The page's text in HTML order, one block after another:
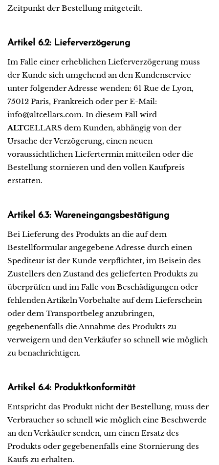
Zeitpunkt der Bestellung mitgeteilt.
Artikel 6.2: Lieferverzögerung
Im Falle einer erheblichen Lieferverzögerung muss
der Kunde sich umgehend an den Kundenservice
unter folgender Adresse wenden: 61 Rue de Lyon,
75012 Paris, Frankreich oder per E-Mail:
info@altcellars.com. In diesem Fall wird
ALTCELLARS dem Kunden, abhängig von der
Ursache der Verzögerung, einen neuen
voraussichtlichen Liefertermin mitteilen oder die
Bestellung stornieren und den vollen Kaufpreis
erstatten.
Artikel 6.3: Wareneingangsbestätigung
Bei Lieferung des Produkts an die auf dem
Bestellformular angegebene Adresse durch einen
Spediteur ist der Kunde verpflichtet, im Beisein des
Zustellers den Zustand des gelieferten Produkts zu
überprüfen und im Falle von Beschädigungen oder
fehlenden Artikeln Vorbehalte auf dem Lieferschein
oder dem Transportbeleg anzubringen,
gegebenenfalls die Annahme des Produkts zu
verweigern und den Verkäufer so schnell wie möglich
zu benachrichtigen.
Artikel 6.4: Produktkonformität
Entspricht das Produkt nicht der Bestellung, muss der
Verbraucher so schnell wie möglich eine Beschwerde
an den Verkäufer senden, um einen Ersatz des
Produkts oder gegebenenfalls eine Stornierung des
Kaufs zu erhalten.